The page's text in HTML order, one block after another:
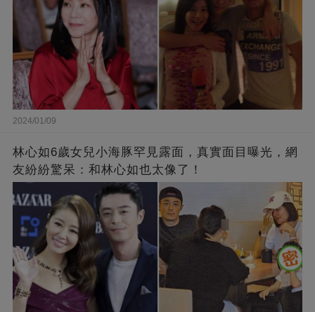
2024/01/09
林心如6歲女兒小海豚罕見露面，真實面目曝光，網
友紛紛驚呆：和林心如也太像了！